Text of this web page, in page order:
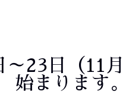
23日（11
始まります。